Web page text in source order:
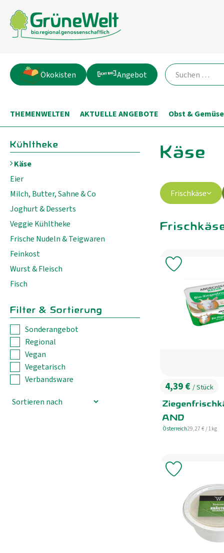
Ökokisten Angebot
THEMENWELTEN AKTUELLE ANGEBOTE Obst & Gemüse
Kühltheke
Käse
Eier
Milch, Butter, Sahne & Co
Joghurt & Desserts
Veggie Kühltheke
Frische Nudeln & Teigwaren
Feinkost
Wurst & Fleisch
Fisch
Filter & Sortierung
Sonderangebot
Regional
Vegan
Vegetarisch
Verbandsware
Käse
Frischkäse
, Preis:
4,39 € / Stück
AND
, Herkunft:
Österreich, Referenzpreis:
29,27 € / 1kg
Produkt
Produkt